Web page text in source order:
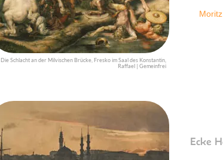
Die Schlacht an der Milvischen Brücke, Fresko im Saal des Konstantin,
Raffael | Gemeinfrei
Ecke